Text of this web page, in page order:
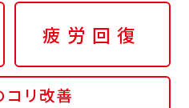
疲労回復
コリ改善